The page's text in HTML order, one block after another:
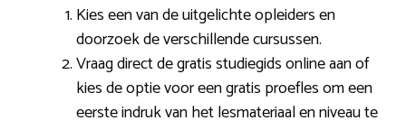
Kies een van de uitgelichte opleiders en
doorzoek de verschillende cursussen.
Vraag direct de gratis studiegids online aan of
kies de optie voor een gratis proefles om een
eerste indruk van het lesmateriaal en niveau te